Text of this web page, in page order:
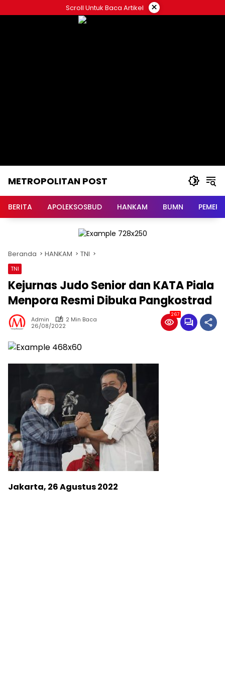
ke
Scroll Untuk Baca Artikel ×
METROPOLITAN POST
BERITA APOLEKSOSBUD HANKAM BUMN
Beranda HANKAM TNI
TNI
Kejurnas Judo Senior dan KATA Piala
Menpora Resmi Dibuka Pangkostrad
Admin
2 Min Baca
26/08/2022
267
Jakarta, 26 Agustus 2022